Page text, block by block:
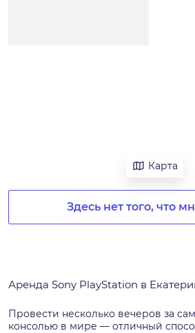
Карта
Здесь нет того, что
Аренда Sony PlayStation в
Провести несколько вечеров за
консолью в мире — отличный